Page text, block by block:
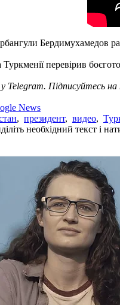
Бердимухамедов
перевірив
у Telegram. Підписуйтесь
News
, президент, видео,
необхідний текст і